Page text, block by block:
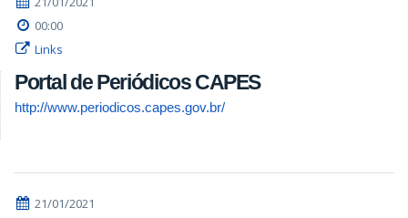
00:00
Links
Portal de Periódicos CAPES
http://www.periodicos.capes.gov.br/
21/01/2021